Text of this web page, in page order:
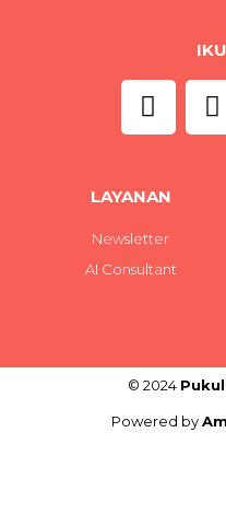
LAYANAN
Newsletter
AI Consultant
© 2024
Powered by